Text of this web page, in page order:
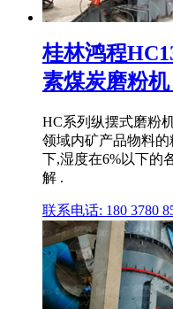
桂林鸿程
素煤炭磨粉
HC系列纵摆式磨粉
领域内矿产品物料
下,湿度在6%以下的
解 .
联系电话: 180 3780